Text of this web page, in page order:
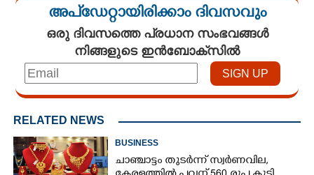
CONTACT US
അപ്ഡേറ്റായിരിക്കാം ദിവസവും
ഒരു ദിവസത്തെ പ്രധാന സംഭവങ്ങൾ
നിങ്ങളുടെ ഇൻബോക്സിൽ
RELATED NEWS
BUSINESS
ചാഞ്ചാട്ടം തുടർന്ന് സ്വർണവില,